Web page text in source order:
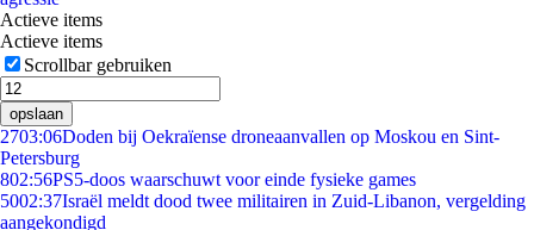
Actieve items
Actieve items
Scrollbar gebruiken
opslaan
2703:06Doden bij Oekraïense droneaanvallen op Moskou en Sint-
Petersburg
802:56PS5-doos waarschuwt voor einde fysieke games
5002:37Israël meldt dood twee militairen in Zuid-Libanon, vergelding
aangekondigd